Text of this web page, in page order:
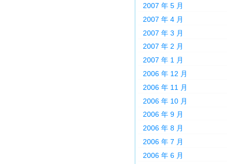
2007 年 5 月
2007 年 4 月
2007 年 3 月
2007 年 2 月
2007 年 1 月
2006 年 12 月
2006 年 11 月
2006 年 10 月
2006 年 9 月
2006 年 8 月
2006 年 7 月
2006 年 6 月